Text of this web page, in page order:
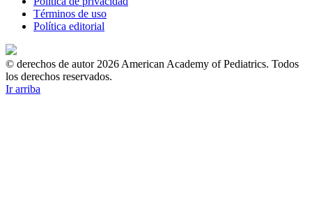
Términos de uso
Política editorial
© derechos de autor 2026 American Academy of Pediatrics. Todos
los derechos reservados.
Ir arriba